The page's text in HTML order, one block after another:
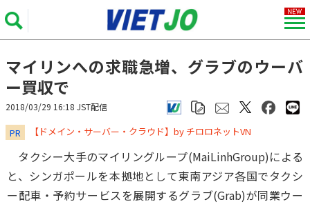
マイリンへの求職急増、グラブのウーバ
ー買収で
2018/03/29 16:18 JST配信
PR ​​​​​​​【ドメイン・サーバー・クラウド】by チロロネットVN
タクシー大手のマイリングループ(MaiLinhGroup)による
と、シンガポールを本拠地として東南アジア各国でタクシ
ー配車・予約サービスを展開するグラブ(Grab)が同業ウー